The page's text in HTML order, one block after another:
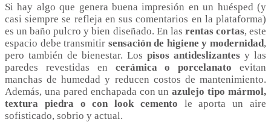
Si hay algo que genera buena impresión en un huésped (y
casi siempre se refleja en sus comentarios en la plataforma)
es un baño pulcro y bien diseñado. En las rentas cortas, este
espacio debe transmitir sensación de higiene y modernidad,
pero también de bienestar. Los pisos antideslizantes y las
paredes revestidas en cerámica o porcelanato evitan
manchas de humedad y reducen costos de mantenimiento.
Además, una pared enchapada con unazulejo tipo mármol,
textura piedra o con look cemento le aporta un aire
sofisticado, sobrio y actual.